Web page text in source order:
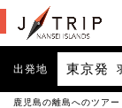
出発地 東京発
鹿児島の離島へのツアー